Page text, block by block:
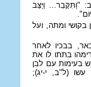
"וַתִּקָּבֵר... וַיַּצֵּב
בקושי ומתה, ועל
בבכיו לאחר
בתתו לו את
בעימות עם לבן
(ל"ב, י-יג);